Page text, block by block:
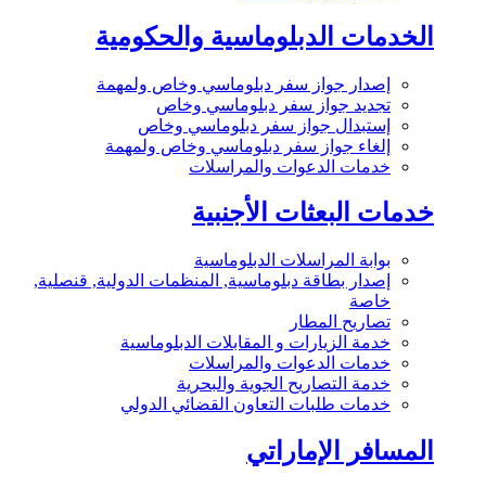
الخدمات الدبلوماسية والحكومية
إصدار جواز سفر دبلوماسي وخاص ولمهمة
تجديد جواز سفر دبلوماسي وخاص
إستبدال جواز سفر دبلوماسي وخاص
إلغاء جواز سفر دبلوماسي وخاص ولمهمة
خدمات الدعوات والمراسلات
خدمات البعثات الأجنبية
بوابة المراسلات الدبلوماسية
إصدار بطاقة دبلوماسية, المنظمات الدولية, قنصلية,
خاصة
تصاريح المطار
خدمة الزيارات و المقابلات الدبلوماسية
خدمات الدعوات والمراسلات
خدمة التصاريح الجوية والبحرية
خدمات طلبات التعاون القضائي الدولي
المسافر الإماراتي